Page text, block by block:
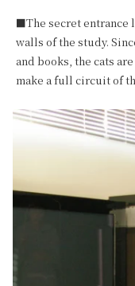
■The secret entrance
walls of the study.
and books, the cats
make a full circuit of